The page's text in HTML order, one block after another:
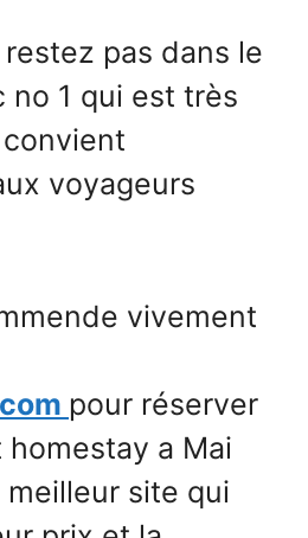
pas dans le
no 1 qui est très
voyageurs
vivement
pour réserver
a Mai
meilleur site qui